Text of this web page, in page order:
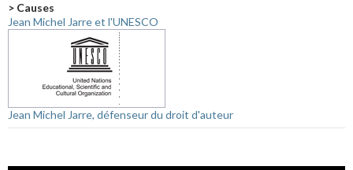
> Causes
Jean Michel Jarre et l'UNESCO
Jean Michel Jarre, défenseur du droit d'auteur